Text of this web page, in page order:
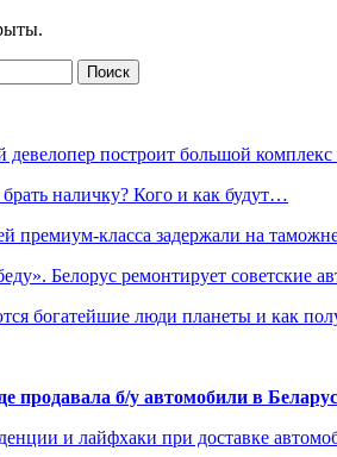
построит большой
наличку? Кого и как будут…
премиум-класса задержали на
Белорус ремонтирует советские
богатейшие люди планеты и как
продавала б/у автомобили в
и лайфхаки при доставке